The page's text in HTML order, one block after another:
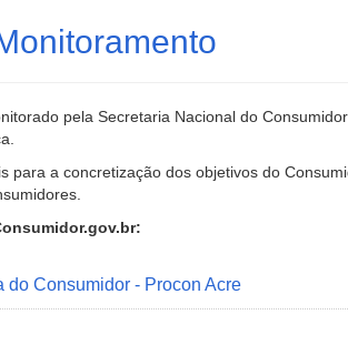
pela Secretaria Nacional do
para a concretização dos objetivos do
do Consumidor - Procon Acre